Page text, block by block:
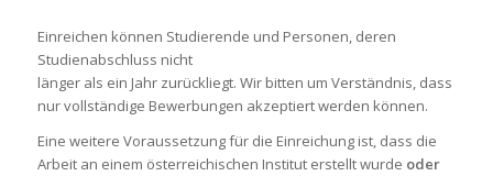
Einreichen können Studierende und Personen, deren
Studienabschluss nicht
länger als ein Jahr zurückliegt. Wir bitten um Verständnis, dass
nur vollständige Bewerbungen akzeptiert werden können.
Eine weitere Voraussetzung für die Einreichung ist, dass die
Arbeit an einem österreichischen Institut erstellt wurde oder